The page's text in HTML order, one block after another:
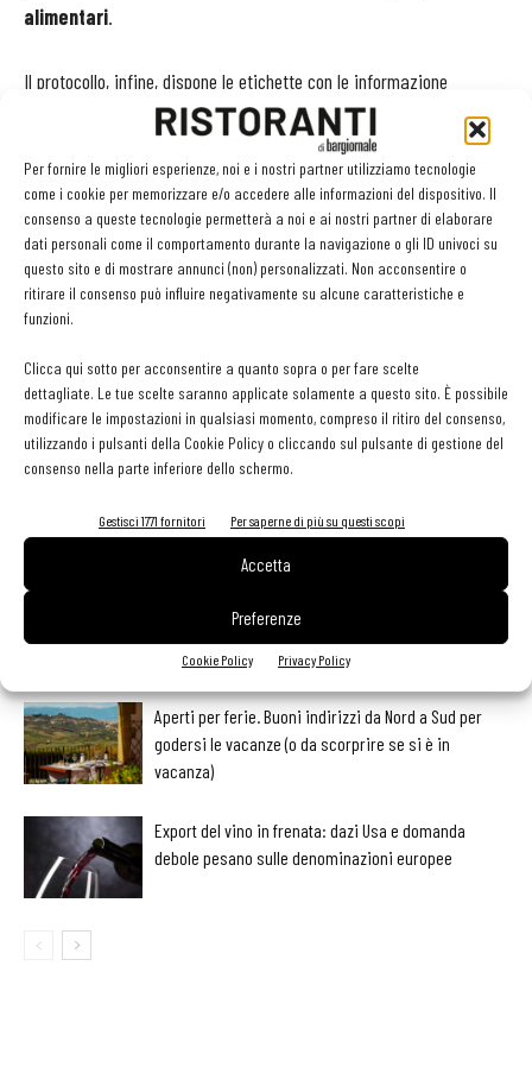
Per fornire le migliori esperienze, noi e i nostri partner utilizziamo tecnologie
come i cookie per memorizzare e/o accedere alle informazioni del dispositivo. Il
consenso a queste tecnologie permetterà a noi e ai nostri partner di elaborare
dati personali come il comportamento durante la navigazione o gli ID univoci su
questo sito e di mostrare annunci (non) personalizzati. Non acconsentire o
ritirare il consenso può influire negativamente su alcune caratteristiche e
funzioni.
Clicca qui sotto per acconsentire a quanto sopra o per fare scelte
dettagliate. Le tue scelte saranno applicate solamente a questo sito. È possibile
modificare le impostazioni in qualsiasi momento, compreso il ritiro del consenso,
utilizzando i pulsanti della Cookie Policy o cliccando sul pulsante di gestione del
consenso nella parte inferiore dello schermo.
Gestisci 1771 fornitori Per saperne di più su questi scopi
Accetta
Preferenze
Cookie Policy Privacy Policy
alimentari.
Il protocollo, infine, dispone le etichette con le informazione
necessarie: dalle quelle relative alla tracciabilità alle modalità di
conservazione e utilizzo, dall’origine al metodo di pesca.
TAG io faccio di più
Facebook Twitter
LEGGI ANCHE
Ampliare l’attività del ristorante al catering? Sì, ma la
scelta giusta è puntare sul premium
Aperti per ferie. Buoni indirizzi da Nord a Sud per
godersi le vacanze (o da scorprire se si è in
vacanza)
Export del vino in frenata: dazi Usa e domanda
debole pesano sulle denominazioni europee